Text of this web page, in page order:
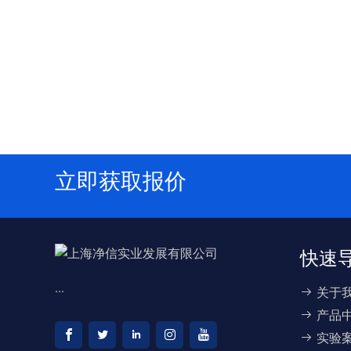
立即获取报价
...
快速
关于
产品
实验